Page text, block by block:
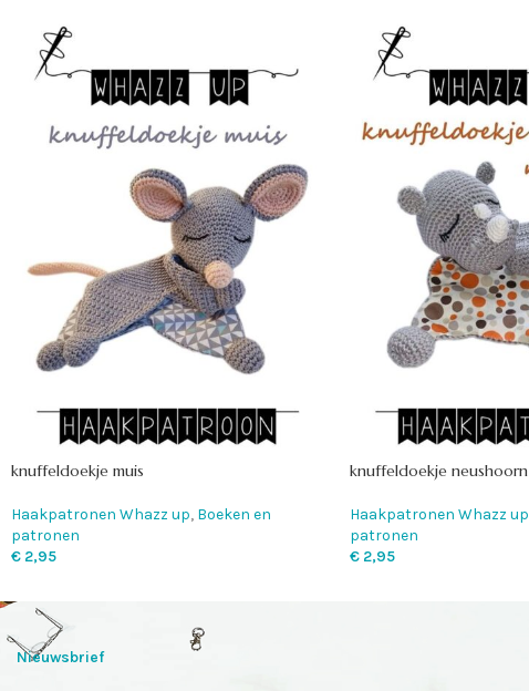
knuffeldoekje muis
Haakpatronen Whazz up, Boeken en
patronen
€ 2,95
knuffeldoekje neushoorn
Haakpatronen Whazz up
patronen
€2,95
Nieuwsbrief